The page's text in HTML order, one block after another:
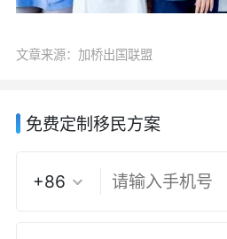
文章来源：加桥出国联盟
免费定制移民方案
+86